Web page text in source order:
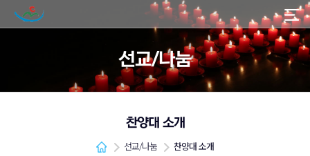
선교/나눔
찬양대 소개
선교/나눔 찬양대 소개